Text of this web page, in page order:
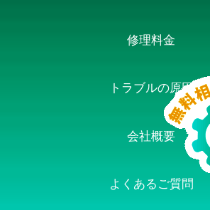
修理料金
トラブルの原因
会社概要
よくあるご質問